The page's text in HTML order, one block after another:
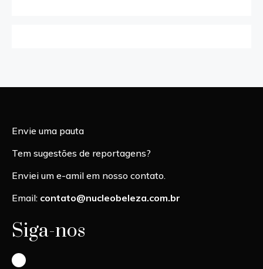
Envie uma pauta
Tem sugestões de reportagens?
Enviei um e-amil em nosso contato.
Email: contato@nucleobeleza.com.br
Siga-nos
Instagram